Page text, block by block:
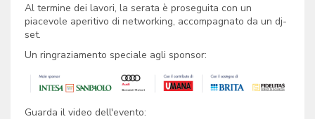
Al termine dei lavori, la serata è proseguita con un
piacevole aperitivo di networking, accompagnato da un dj-
set.
Un ringraziamento speciale agli sponsor:
Guarda il video dell'evento: